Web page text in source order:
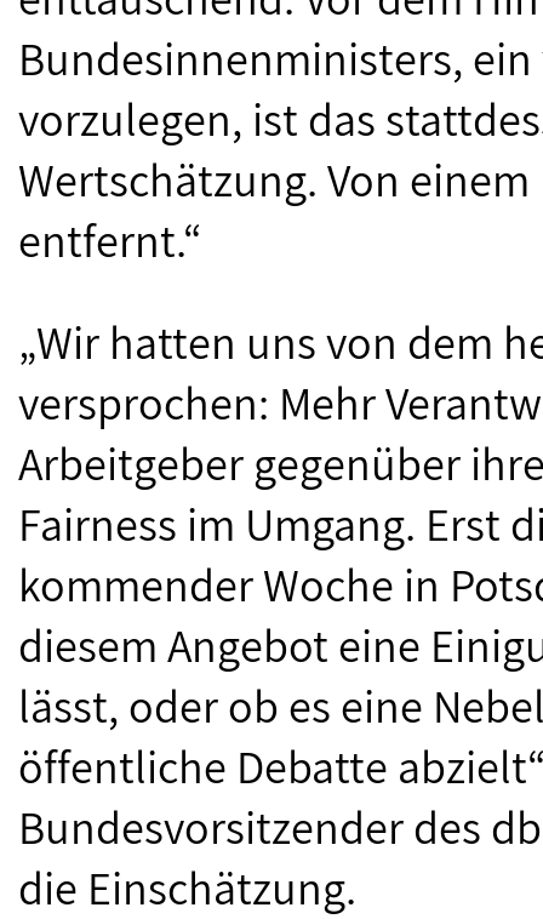
Bundesinnenministers,
vorzulegen, ist das
Wertschätzung. Von
entfernt.“
„Wir hatten uns von dem
versprochen: Mehr
Arbeitgeber gegenüber
Fairness im Umgang. Erst
kommender Woche in
diesem Angebot eine
lässt, oder ob es eine
öffentliche Debatte
Bundesvorsitzender des
die Einschätzung.